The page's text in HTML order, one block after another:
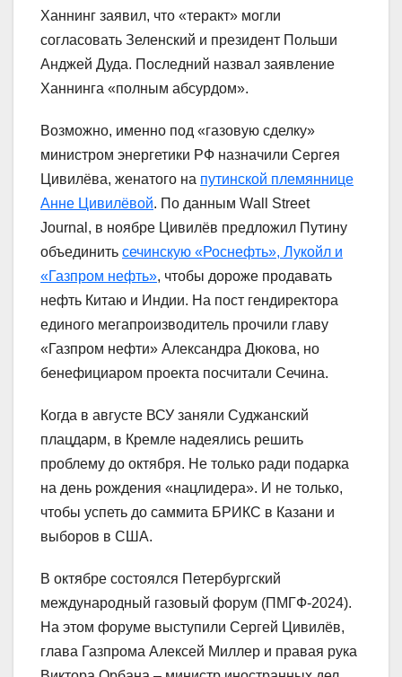
Ханнинг заявил, что «теракт» могли
согласовать Зеленский и президент Польши
Анджей Дуда. Последний назвал заявление
Ханнинга «полным абсурдом».
Возможно, именно под «газовую сделку»
министром энергетики РФ назначили Сергея
Цивилёва, женатого на путинской племяннице
Анне Цивилёвой. По данным Wаll Street
Journal, в ноябре Цивилёв предложил Путину
объединить сечинскую «Роснефть», Лукойл и
«Газпром нефть», чтобы дороже продавать
нефть Китаю и Индии. На пост гендиректора
единого мегапроизводитель прочили главу
«Газпром нефти» Александра Дюкова, но
бенефициаром проекта посчитали Сечина.
Когда в августе ВСУ заняли Суджанский
плацдарм, в Кремле надеялись решить
проблему до октября. Не только ради подарка
на день рождения «нацлидера». И не только,
чтобы успеть до саммита БРИКС в Казани и
выборов в США.
В октябре состоялся Петербургский
международный газовый форум (ПМГФ-2024).
На этом форуме выступили Сергей Цивилёв,
глава Газпрома Алексей Миллер и правая рука